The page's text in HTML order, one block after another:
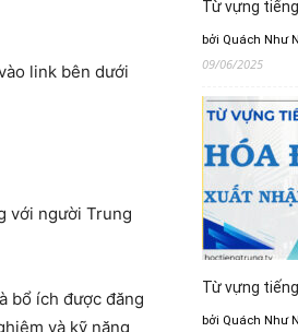
link bên dưới
với người Trung
bổ ích được đăng
và kỹ năng
Từ vựng
bởi Quách Như
09/06/2025
Từ vựng
bởi Quách Như